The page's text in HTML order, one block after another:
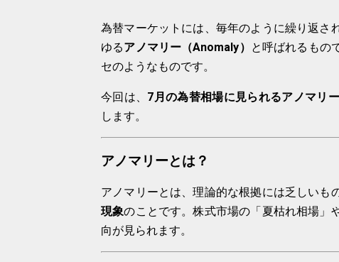
為替マーケットには、毎年のように繰り返さ
ゆるアノマリー（Anomaly） と呼ばれるもの
セのようなものです。
今回は、 7月の為替相場に見られるアノマリー
します。
アノマリーとは？
アノマリーとは、理論的な根拠には乏しいも
現象のことです。株式市場の「夏枯れ相場」
向が見られます。